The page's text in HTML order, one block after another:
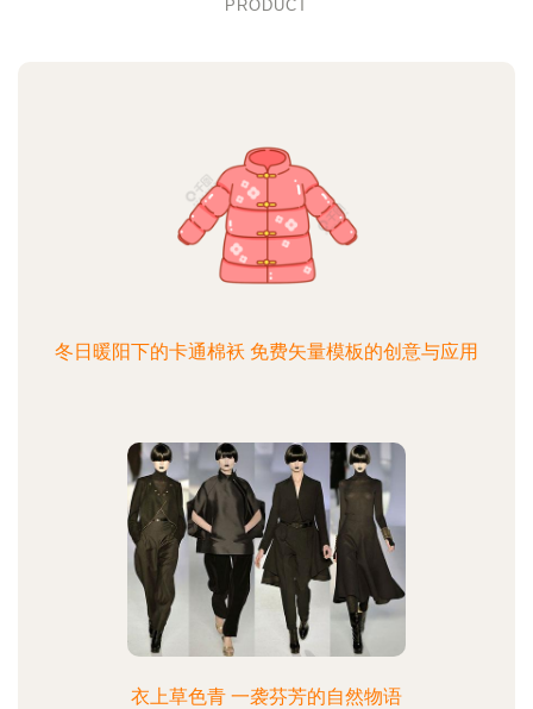
PRODUCT
冬日暖阳下的卡通棉袄 免费矢量模板的创意与应用
衣上草色青 一袭芬芳的自然物语